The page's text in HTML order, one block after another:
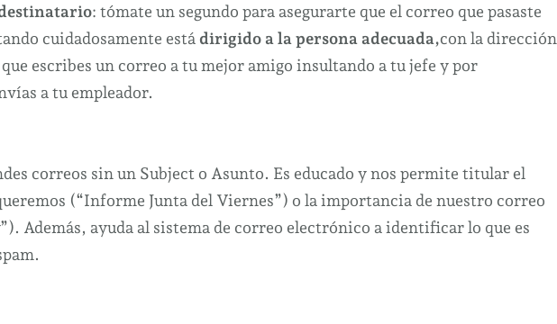
: tómate un segundo para asegurarte que el correo que pasaste
cuidadosamente está dirigido a la persona adecuada,con la dirección
escribes un correo a tu mejor amigo insultando a tu jefe y por
a tu empleador.
correos sin un Subject o Asunto. Es educado y nos permite titular el
(“Informe Junta del Viernes”) o la importancia de nuestro correo
Además, ayuda al sistema de correo electrónico a identificar lo que es